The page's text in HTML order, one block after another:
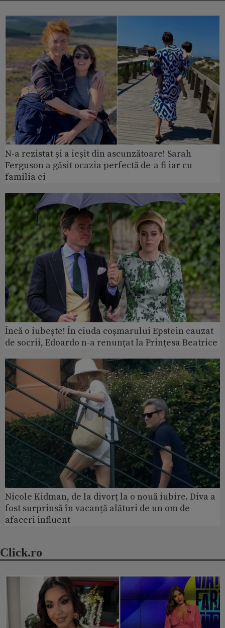
N-a rezistat și a ieșit din ascunzătoare! Sarah
Ferguson a găsit ocazia perfectă de-a fi iar cu
familia ei
Încă o iubește! În ciuda coșmarului Epstein cauzat
de socrii, Edoardo n-a renunțat la Prințesa Beatrice
Nicole Kidman, de la divorț la o nouă iubire. Diva a
fost surprinsă în vacanță alături de un om de
afaceri influent
Click.ro